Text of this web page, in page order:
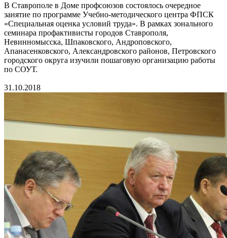
В Ставрополе в Доме профсоюзов состоялось очередное
занятие по программе Учебно-методического центра ФПСК
«Специальная оценка условий труда». В рамках зонального
семинара профактивисты городов Ставрополя,
Невинномысска, Шпаковского, Андроповского,
Апанасенковского, Александровского районов, Петровского
городского округа изучили пошаговую организацию работы
по СОУТ.
31.10.2018